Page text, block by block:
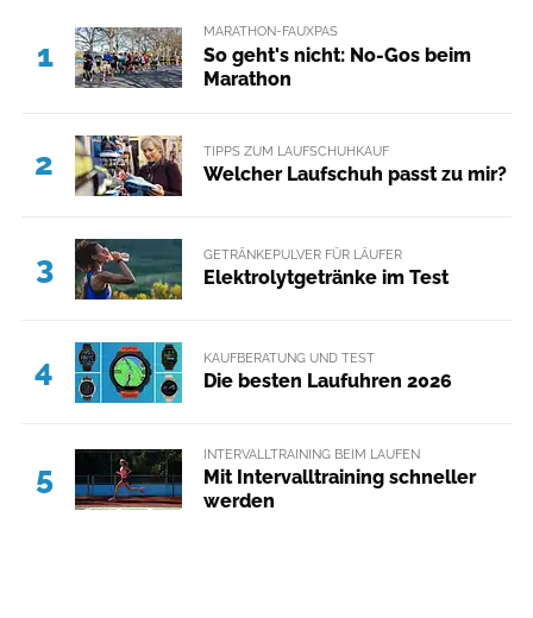
1
MARATHON-FAUXPAS
So geht's nicht: No-Gos beim
Marathon
2 TIPPS ZUM LAUFSCHUHKAUF
Welcher Laufschuh passt zu mir?
3 GETRÄNKEPULVER FÜR LÄUFER
Elektrolytgetränke im Test
4 KAUFBERATUNG UND TEST
Die besten Laufuhren 2026
5
INTERVALLTRAINING BEIM LAUFEN
Mit Intervalltraining schneller
werden